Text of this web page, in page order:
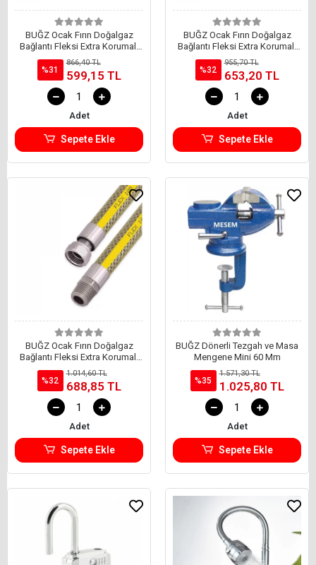
BUĞZ Ocak Fırın Doğalgaz
Bağlantı Fleksi Extra Korumalı
Hortum 1 Metre
%31
866,40 TL
599,15 TL
Adet
Sepete Ekle
BUĞZ Ocak Fırın Doğalgaz
Bağlantı Fleksi Extra Korumalı
Hortum 1.25 Cm
%32
955,70 TL
653,20 TL
Adet
Sepete Ekle
BUĞZ Ocak Fırın Doğalgaz
Bağlantı Fleksi Extra Korumalı
Hortum 1.50 Metre
%32
1.014,60 TL
688,85 TL
Adet
Sepete Ekle
BUĞZ Dönerli Tezgah ve Masa
Mengene Mini 60 Mm
%35
1.571,30 TL
1.025,80 TL
Adet
Sepete Ekle